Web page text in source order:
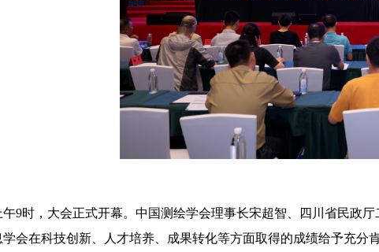
午9时，大会正式开幕。中国测绘学会理事长宋超智、四川省民政
会在科技创新、人才培养、成果转化等方面取得的成绩给予充